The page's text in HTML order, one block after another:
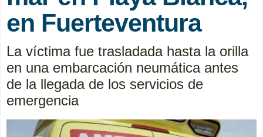
en Fuerteventura
La víctima fue trasladada hasta la orilla
en una embarcación neumática antes
de la llegada de los servicios de
emergencia